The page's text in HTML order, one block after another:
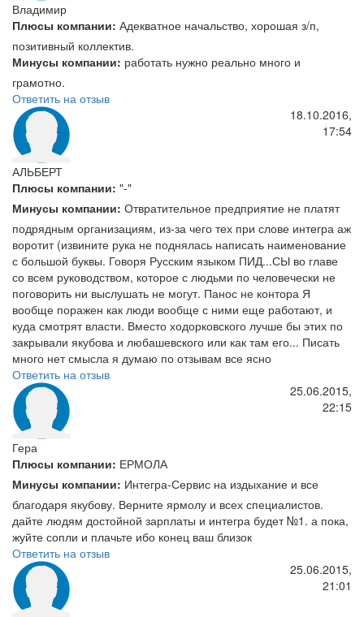
Владимир
Плюсы компании: Адекватное начальство, хорошая з/п,
позитивный коллектив.
Минусы компании: работать нужно реально много и
грамотно.
Ответить на отзыв
АЛЬБЕРТ
18.10.2016,
17:54
Плюсы компании: "-"
Минусы компании: Отвратительное предприятие не платят
подрядным организациям, из-за чего тех при слове интегра аж
воротит (извините рука не поднялась написать наименование
с большой буквы. Говоря Русским языком ПИД...СЫ во главе
со всем руководством, которое с людьми по человечески не
поговорить ни выслушать не могут. Панос не контора Я
вообще поражен как люди вообще с ними еще работают, и
куда смотрят власти. Вместо ходорковского лучше бы этих по
закрывали якубова и любашевского или как там его... Писать
много нет смысла я думаю по отзывам все ясно
Ответить на отзыв
Гера
25.06.2015,
22:15
Плюсы компании: ЕРМОЛА
Минусы компании: Интегра-Сервис на издыхание и все
благодаря якубову. Верните ярмолу и всех специалистов.
дайте людям достойной зарплаты и интегра будет №1. а пока,
жуйте сопли и плачьте ибо конец ваш близок
Ответить на отзыв
25.06.2015,
21:01